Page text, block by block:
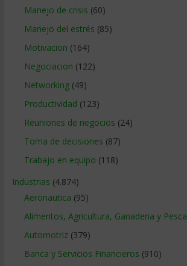
Manejo de crisis (60)
Manejo del estrés (85)
Motivacion (164)
Negociacion (122)
Networking(49)
Productividad (123)
Reuniones de negocios (24)
Toma de decisiones (87)
Trabajo en equipo (118)
Industrias (4.874)
Aeronautica (95)
Alimentos, Agricultura, Ganaderia y Pesca
Automotriz(379)
Banca y Servicios Financieros (910)